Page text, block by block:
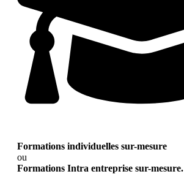
Formations individuelles sur-mesure
ou
Formations Intra entreprise sur-mesure.